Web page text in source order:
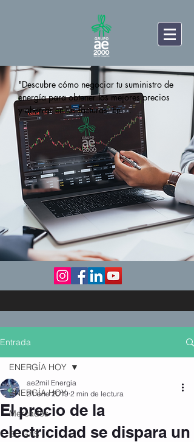
"Descubre cómo negociar tu suministro de
energía para obtener los mejores precios
y ahorrar en tus facturas. En
GRUPOae2000 ofrecemos soluciones de
eficiencia energética, asesoría en la
gestión de compras y acceso a los
mercados para optimizar tu consumo y
reducir costes."
Entrada
ENERGÍA HOY
Mercados
EL GAS
ENERGÍA HOY
El precio de la
electricidad se dispara un
ae2mil Energía
21 ene 2019 2 min de lectura